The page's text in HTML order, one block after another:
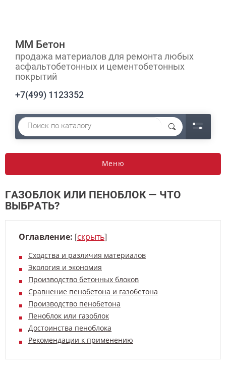
ММ Бетон
продажа материалов для ремонта любых
асфальтобетонных и цементобетонных
покрытий
+7(499) 1123352
Меню
ГАЗОБЛОК ИЛИ ПЕНОБЛОК — ЧТО
ВЫБРАТЬ?
Оглавление: [скрыть]
Сходства и различия материалов
Экология и экономия
Производство бетонных блоков
Сравнение пенобетона и газобетона
Производство пенобетона
Пеноблок или газоблок
Достоинства пеноблока
Рекомендации к применению